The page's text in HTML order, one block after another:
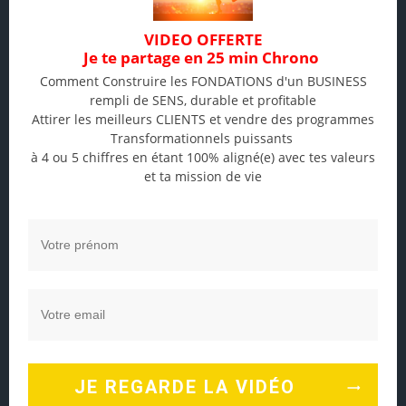
transformer sa vie
"Développement
personnel"
Partagez l'article :
Navigation
← Précédent
Article
Mes 3 clefs pour garder
Podcast !”
VIDEO OFFERTE
Je te partage en 25 min Chrono
Comment Construire les FONDATIONS d'un BUSINESS
rempli de SENS, durable et profitable
Attirer les meilleurs CLIENTS et vendre des programmes
Transformationnels puissants
à 4 ou 5 chiffres en étant 100% aligné(e) avec tes valeurs
et ta mission de vie
JE REGARDE LA VIDÉO